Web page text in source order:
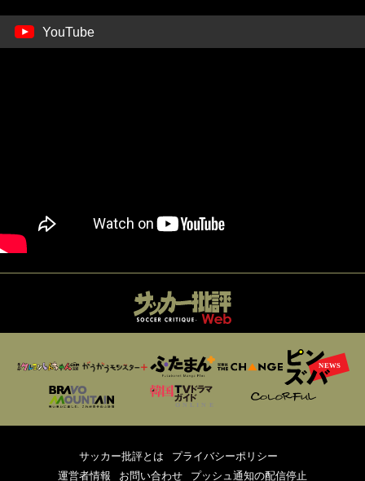
YouTube
サッカー批評とは
プライバシーポリシー
運営者情報
お問い合わせ プッシュ通知の配信停止